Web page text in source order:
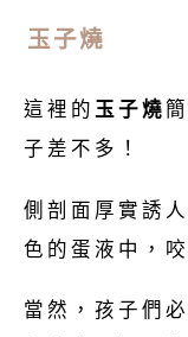
玉子燒
這裡的 玉子燒
子差不多！
側剖面厚實誘
色的蛋液中，
當然，孩子們